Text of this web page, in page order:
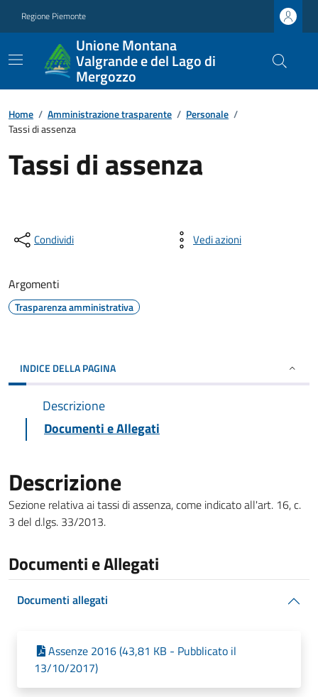
Regione Piemonte
Unione Montana
Valgrande e del Lago di
Mergozzo
Home / Amministrazione trasparente / Personale /
Tassi di assenza
Tassi di assenza
Condividi Vedi azioni
Argomenti
Trasparenza amministrativa
INDICE DELLA PAGINA
Descrizione
Documenti e Allegati
Descrizione
Sezione relativa ai tassi di assenza, come indicato all'art. 16, c.
3 del d.lgs. 33/2013.
Documenti e Allegati
Documenti allegati
Assenze 2016 (43,81 KB - Pubblicato il
13/10/2017)